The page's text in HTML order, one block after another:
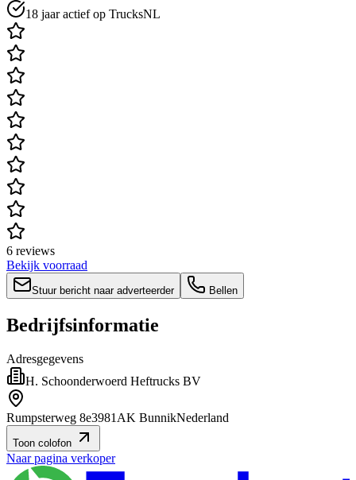
18 jaar actief op TrucksNL
6 reviews
Bekijk voorraad
Stuur bericht naar adverteerder Bellen
Bedrijfsinformatie
Adresgegevens
H. Schoonderwoerd Heftrucks BV
Rumpsterweg 8e3981AK BunnikNederland
Toon colofon
Naar pagina verkoper